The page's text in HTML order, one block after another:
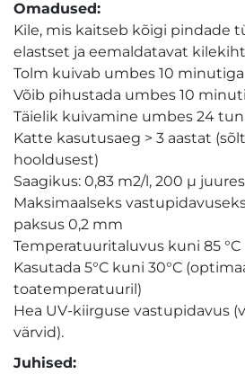
Omadused:
Kile, mis kaitseb kõigi pindade
elastset ja eemaldatavat
Tolm kuivab umbes 10 minutiga
Võib pihustada umbes 10
Täielik kuivamine umbes 24
Katte kasutusaeg > 3 aastat
hooldusest)
Saagikus: 0,83 m2/l, 200 µ juures
Maksimaalseks
paksus 0,2 mm
Temperatuuritaluvus kuni 85 °C
Kasutada 5°C kuni 30°C
toatemperatuuril)
Hea UV-kiirguse vastupidavus
värvid).
Juhised: